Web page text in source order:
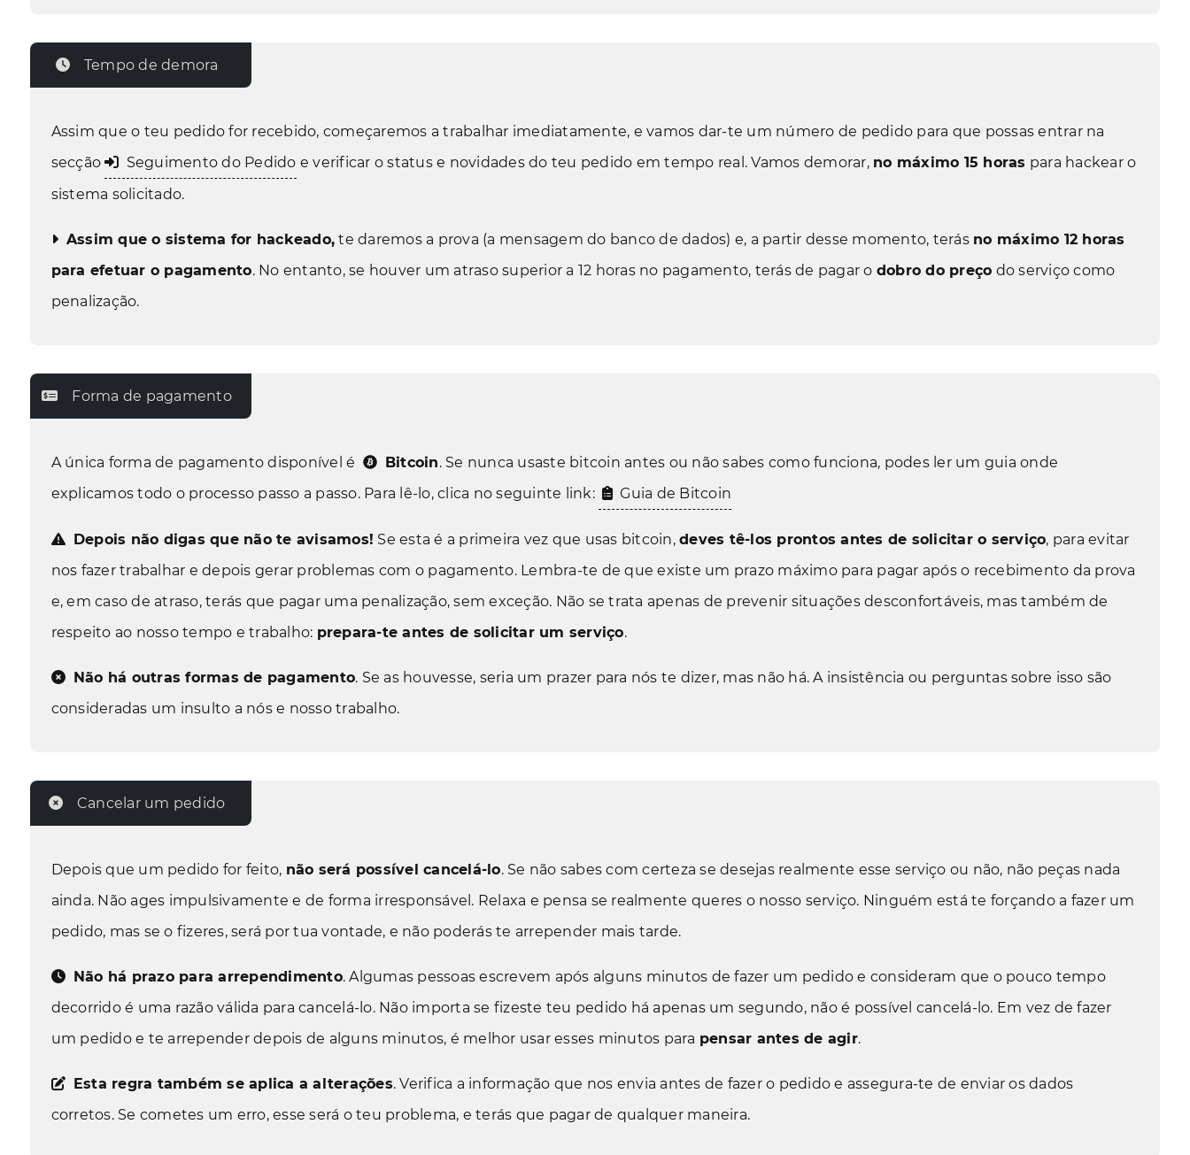
Tempo de demora
Assim que o teu pedido for recebido, começaremos a trabalhar imediatamente, e vamos dar-te um número de pedido para que possas entrar na
secção
Seguimento do Pedido e verificar o status e novidades do teu pedido em tempo real. Vamos demorar, no máximo 15 horas para hackear o
sistema solicitado.
Assim que o sistema for hackeado, te daremos a prova (a mensagem do banco de dados) e, a partir desse momento, terás no máximo 12 horas
para efetuar o pagamento. No entanto, se houver um atraso superior a 12 horas no pagamento, terás de pagar o dobro do preço do serviço como
penalização.
Forma de pagamento
A única forma de pagamento disponível é Bitcoin. Se nunca usaste bitcoin antes ou não sabes como funciona, podes ler um guia onde
explicamos todo o processo passo a passo. Para lê-lo, clica no seguinte link:
Guia de Bitcoin
Depois não digas que não te avisamos! Se esta é a primeira vez que usas bitcoin,deves tê-los prontos antes de solicitar o serviço, para evitar
nos fazer trabalhar e depois gerar problemas com o pagamento. Lembra-te de que existe um prazo máximo para pagar após o recebimento da prova
e, em caso de atraso, terás que pagar uma penalização, sem exceção. Não se trata apenas de prevenir situações desconfortáveis, mas também de
respeito ao nosso tempo e trabalho: prepara-te antes de solicitar um serviço.
Não há outras formas de pagamento. Se as houvesse, seria um prazer para nós te dizer, mas não há. A insistência ou perguntas sobre isso são
consideradas um insulto a nós e nosso trabalho.
Cancelar um pedido
Depois que um pedido for feito, não será possível cancelá-lo. Se não sabes com certeza se desejas realmente esse serviço ou não, não peças nada
ainda. Não ages impulsivamente e de forma irresponsável. Relaxa e pensa se realmente queres o nosso serviço. Ninguém está te forçando a fazer um
pedido, mas se o fizeres, será por tua vontade, e não poderás te arrepender mais tarde.
Não há prazo para arrependimento. Algumas pessoas escrevem após alguns minutos de fazer um pedido e consideram que o pouco tempo
decorrido é uma razão válida para cancelá-lo. Não importa se fizeste teu pedido há apenas um segundo, não é possível cancelá-lo. Em vez de fazer
um pedido e te arrepender depois de alguns minutos, é melhor usar esses minutos para pensar antes de agir.
Esta regra também se aplica a alterações. Verifica a informação que nos envia antes de fazer o pedido e assegura-te de enviar os dados
corretos. Se cometes um erro, esse será o teu problema, e terás que pagar de qualquer maneira.